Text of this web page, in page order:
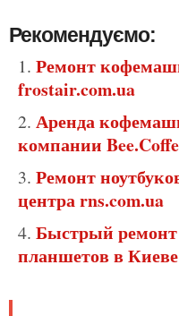
Рекомендуємо:
Ремонт кофемашин в Харькове от
frostair.com.ua
Аренда кофемашин для дома и офиса от
компании
Ремонт ноутбуков в Киеве от сервисного
центра rns.com.ua
Быстрый ремонт телефонов и
планшетов в Киеве